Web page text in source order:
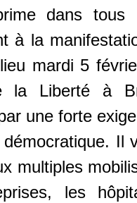
dans tous
à la
mardi 5
la Liberté à
une forte
Il
multiples
les